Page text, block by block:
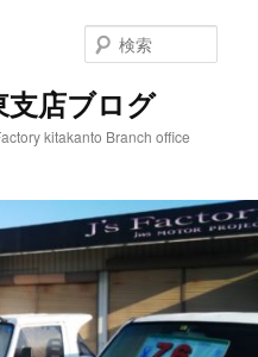
店ブログ
kitakanto Branch office
索